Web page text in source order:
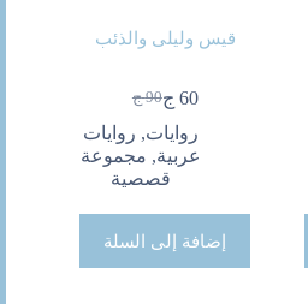
قيس وليلى والذئب
90 ج
السعر
الأصلي
هو:
90 ج.
60 جالسعر
الحالي
هو:
60 ج.
روايات, روايات
عربية, مجموعة
قصصية
إضافة إلى السلة